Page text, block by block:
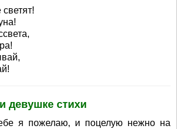
девушке стихи
я пожелаю, и поцелую нежно на